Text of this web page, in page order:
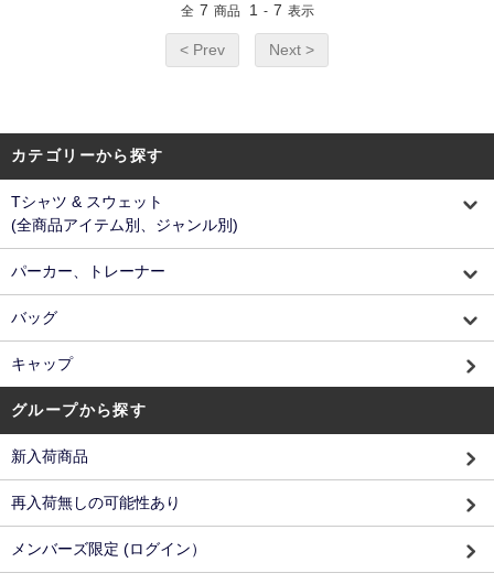
全 7 商品 1 - 7 表示
< Prev Next >
カテゴリーから探す
Tシャツ & スウェット
(全商品アイテム別、ジャンル別)
パーカー、トレーナー
バッグ
キャップ
グループから探す
新入荷商品
再入荷無しの可能性あり
メンバーズ限定 (ログイン）